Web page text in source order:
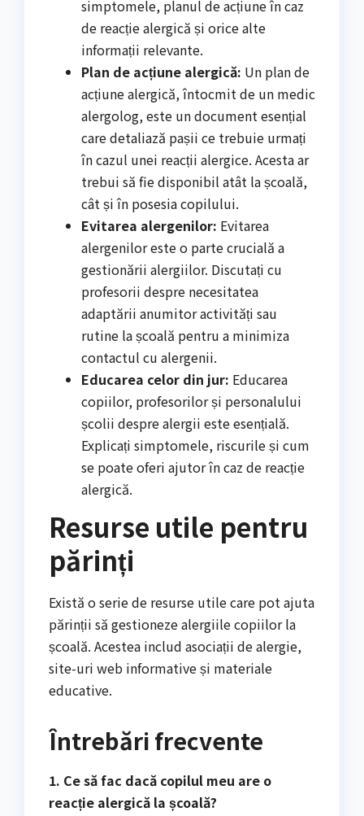
simptomele, planul de acțiune în caz
de reacție alergică și orice alte
informații relevante.
Plan de acțiune alergică: Un plan de
acțiune alergică, întocmit de un medic
alergolog, este un document esențial
care detaliază pașii ce trebuie urmați
în cazul unei reacții alergice. Acesta ar
trebui să fie disponibil atât la școală,
cât și în posesia copilului.
Evitarea alergenilor: Evitarea
alergenilor este o parte crucială a
gestionării alergiilor. Discutați cu
profesorii despre necesitatea
adaptării anumitor activități sau
rutine la școală pentru a minimiza
contactul cu alergenii.
Educarea celor din jur: Educarea
copiilor, profesorilor și personalului
școlii despre alergii este esențială.
Explicați simptomele, riscurile și cum
se poate oferi ajutor în caz de reacție
alergică.
Resurse utile pentru
părinți
Există o serie de resurse utile care pot ajuta
părinții să gestioneze alergiile copiilor la
școală. Acestea includ asociații de alergie,
site-uri web informative și materiale
educative.
Întrebări frecvente
1. Ce să fac dacă copilul meu are o
reacție alergică la școală?